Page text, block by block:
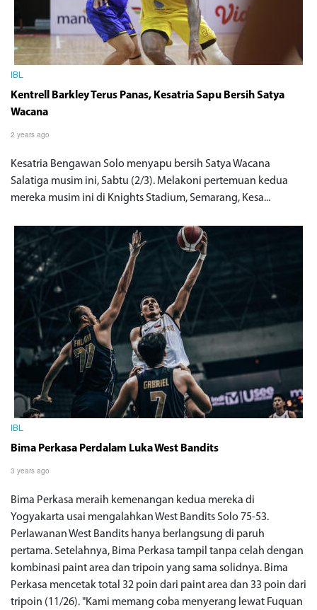
IBL
Kentrell Barkley Terus Panas, Kesatria Sapu Bersih Satya
Wacana
2 years ago
Kesatria Bengawan Solo menyapu bersih Satya Wacana
Salatiga musim ini, Sabtu (2/3). Melakoni pertemuan kedua
mereka musim ini di Knights Stadium, Semarang, Kesa...
IBL
Bima Perkasa Perdalam Luka West Bandits
3 years ago
Bima Perkasa meraih kemenangan kedua mereka di
Yogyakarta usai mengalahkan West Bandits Solo 75-53.
Perlawanan West Bandits hanya berlangsung di paruh
pertama. Setelahnya, Bima Perkasa tampil tanpa celah dengan
kombinasi paint area dan tripoin yang sama solidnya. Bima
Perkasa mencetak total 32 poin dari paint area dan 33 poin dari
tripoin (11/26). "Kami memang coba menyerang lewat Fuquan